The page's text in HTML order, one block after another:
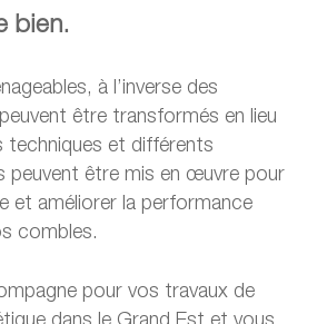
bien.
à l’inverse des
être transformés en lieu
techniques et différents
peuvent être mis en œuvre pour
et améliorer la performance
combles.
pour vos travaux de